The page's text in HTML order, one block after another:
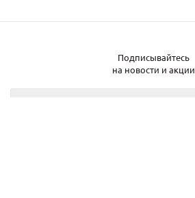
Подписывайтесь
на новости и акции